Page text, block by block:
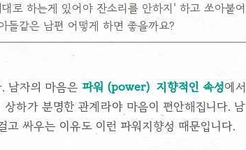
로 하는게 있어야 잔소리를 안하지' 하고 쏘아붙여
들같은 남편 어떻게 하면 좋을까요?
남자의 마음은 파워 (power) 지향적인 속성에서
하가 분명한 관계라야 마음이 편안해집니다. 남
싸우는 이유도 이런 파워지향성 때문입니다.